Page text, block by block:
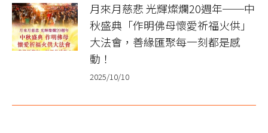
月來月慈悲 光輝燦爛20週年──中
秋盛典「作明佛母懷愛祈福火供」
大法會，善緣匯聚每一刻都是感
動！
2025/10/10